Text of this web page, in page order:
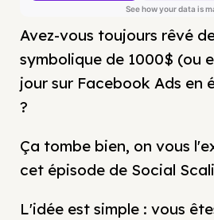
Avez-vous toujours rêvé
symbolique de 1000$ (ou
jour sur Facebook Ads en
?
Ça tombe bien, on vous
cet épisode de Social
L'idée est simple : vous